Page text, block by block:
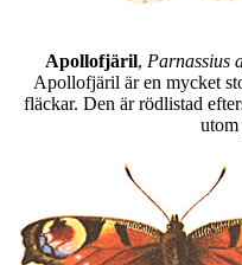
Apollofjäril, Parnassius
Apollofjäril är en mycket
fläckar. Den är rödlistad
utom